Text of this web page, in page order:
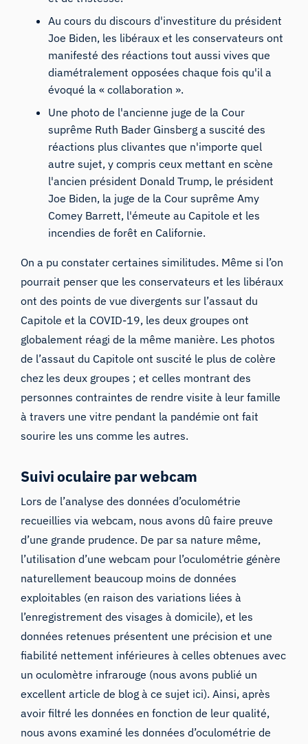
Au cours du discours d'investiture du président
Joe Biden, les libéraux et les conservateurs ont
manifesté des réactions tout aussi vives que
diamétralement opposées chaque fois qu'il a
évoqué la « collaboration ».
Une photo de l'ancienne juge de la Cour
suprême Ruth Bader Ginsberg a suscité des
réactions plus clivantes que n'importe quel
autre sujet, y compris ceux mettant en scène
l'ancien président Donald Trump, le président
Joe Biden, la juge de la Cour suprême Amy
Comey Barrett, l'émeute au Capitole et les
incendies de forêt en Californie.
On a pu constater certaines similitudes. Même si l’on
pourrait penser que les conservateurs et les libéraux
ont des points de vue divergents sur l’assaut du
Capitole et la COVID-19, les deux groupes ont
globalement réagi de la même manière. Les photos
de l’assaut du Capitole ont suscité le plus de colère
chez les deux groupes ; et celles montrant des
personnes contraintes de rendre visite à leur famille
à travers une vitre pendant la pandémie ont fait
sourire les uns comme les autres.
Suivi oculaire par webcam
Lors de l’analyse des données d’oculométrie
recueillies via webcam, nous avons dû faire preuve
d’une grande prudence. De par sa nature même,
l’utilisation d’une webcam pour l’oculométrie génère
naturellement beaucoup moins de données
exploitables (en raison des variations liées à
l’enregistrement des visages à domicile), et les
données retenues présentent une précision et une
fiabilité nettement inférieures à celles obtenues avec
un oculomètre infrarouge (nous avons publié un
excellent article de blog à ce sujet ici). Ainsi, après
avoir filtré les données en fonction de leur qualité,
nous avons examiné les données d’oculométrie de